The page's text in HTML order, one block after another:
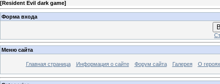
[Resident Evil dark game]
Форма входа
Меню сайта
Главная страница Информация о сайте Форум сайта Галерея О